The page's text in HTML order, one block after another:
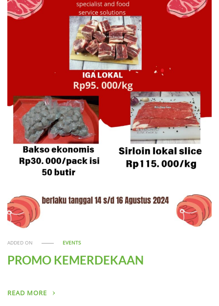
ADDED ON EVENTS
PROMO KEMERDEKAAN
READ MORE